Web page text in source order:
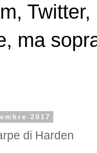
ma
2017
di Harden